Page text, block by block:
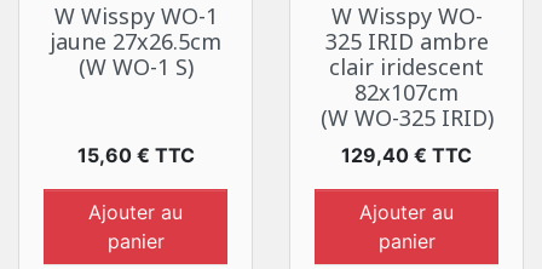
W Wisspy WO-1
jaune 27x26.5cm
(W WO-1 S)
Prix
15,60 € TTC
Ajouter au
panier
W Wisspy WO-
325 IRID ambre
clair iridescent
82x107cm
(W WO-325 IRID)
Prix
129,40 € TTC
Ajouter au
panier